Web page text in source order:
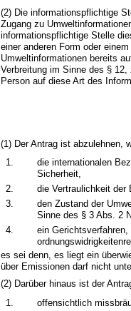
(2) Die informationspflichtige
Zugang zu
informationspflichtige Stelle
einer anderen Form oder
Umweltinformationen bereits
Verbreitung im Sinne des §
Person auf diese Art des
(1) Der Antrag ist abzulehnen,
1.
die internationalen
Sicherheit,
2.
die Vertraulichkeit der
3.
den Zustand der
Sinne des § 3 Abs. 2
4.
ein
es sei denn, es liegt ein
über Emissionen darf nicht
(2) Darüber hinaus ist der
1.
offensichtlich